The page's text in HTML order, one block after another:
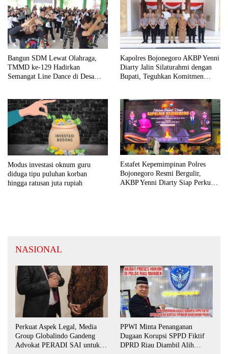
Bangun SDM Lewat Olahraga,
TMMD ke-129 Hadirkan
Semangat Line Dance di Desa
Kapolres Bojonegoro AKBP Yenni
Diarty Jalin Silaturahmi dengan
Bupati, Teguhkan Komitmen
Modus investasi oknum guru
diduga tipu puluhan korban
hingga ratusan juta rupiah
Estafet Kepemimpinan Polres
Bojonegoro Resmi Bergulir,
AKBP Yenni Diarty Siap Perkuat
NASIONAL
Perkuat Aspek Legal, Media
Group Globalindo Gandeng
Advokat PERADI SAI untuk
PPWI Minta Penanganan
Dugaan Korupsi SPPD Fiktif
DPRD Riau Diambil Alih